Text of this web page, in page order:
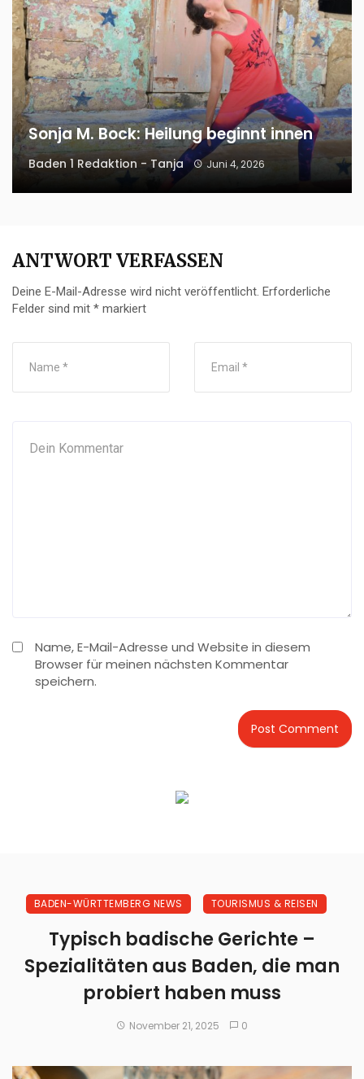
Sonja M. Bock: Heilung beginnt innen
Baden 1 Redaktion - Tanja Juni 4, 2026
ANTWORT VERFASSEN
Deine E-Mail-Adresse wird nicht veröffentlicht. Erforderliche
Felder sind mit * markiert
Name, E-Mail-Adresse und Website in diesem
Browser für meinen nächsten Kommentar
speichern.
BADEN-WÜRTTEMBERG NEWS TOURISMUS & REISEN
Typisch badische Gerichte –
Spezialitäten aus Baden, die man
probiert haben muss
November 21, 2025 0